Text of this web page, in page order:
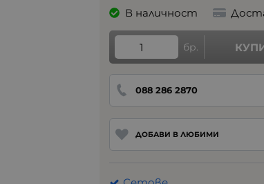
В наличност
бр.
088 286 2870
ДОБАВИ В ЛЮБИМИ